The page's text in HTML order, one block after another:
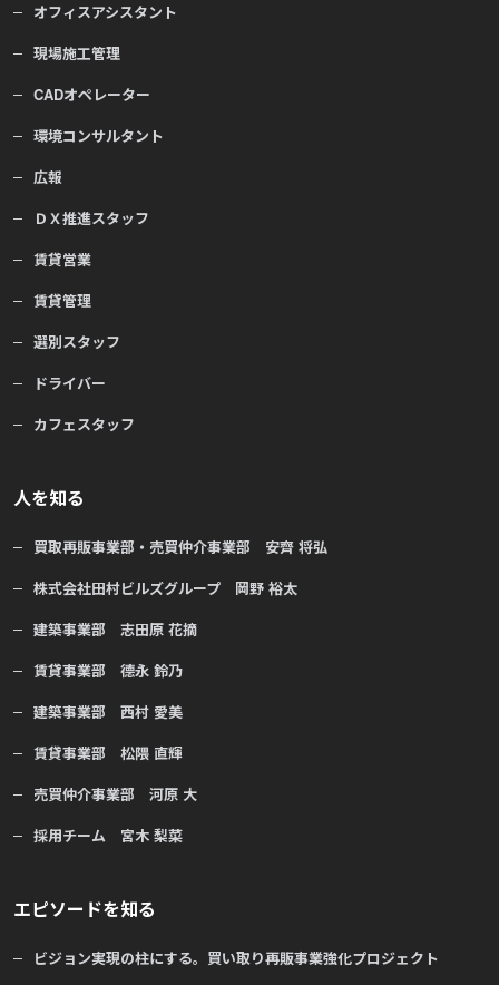
オフィスアシスタント
現場施工管理
CADオペレーター
環境コンサルタント
広報
ＤＸ推進スタッフ
賃貸営業
賃貸管理
選別スタッフ
ドライバー
カフェスタッフ
人を知る
買取再販事業部・売買仲介事業部 安齊 将弘
株式会社田村ビルズグループ 岡野 裕太
建築事業部 志田原 花摘
賃貸事業部 德永 鈴乃
建築事業部 西村 愛美
賃貸事業部 松隈 直輝
売買仲介事業部 河原 大
採用チーム 宮木 梨菜
エピソードを知る
ビジョン実現の柱にする。買い取り再販事業強化プロジェクト